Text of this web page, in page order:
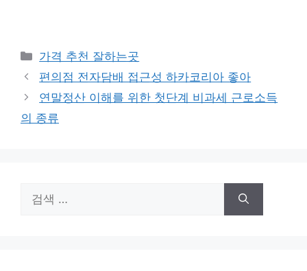
카
테
리
가격 추천 잘하는곳
편의점 전자담배 접근성 하카코리아 좋아
연말정산 이해를 위한 첫단계 비과세 근로소득
의 종류
색: